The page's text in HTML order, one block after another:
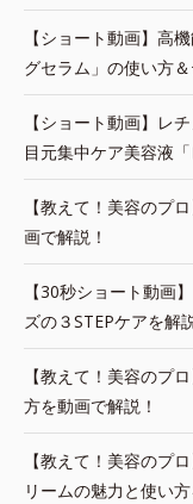
【ショート動画】高
グセラム」の使い方
【ショート動画】レ
目元集中ケア美容液
【教えて！美容のプ
画で解説！
【30秒ショート動画
ズの３STEPケアを解
【教えて！美容のプ
方を動画で解説！
【教えて！美容のプ
リームの魅力と使い